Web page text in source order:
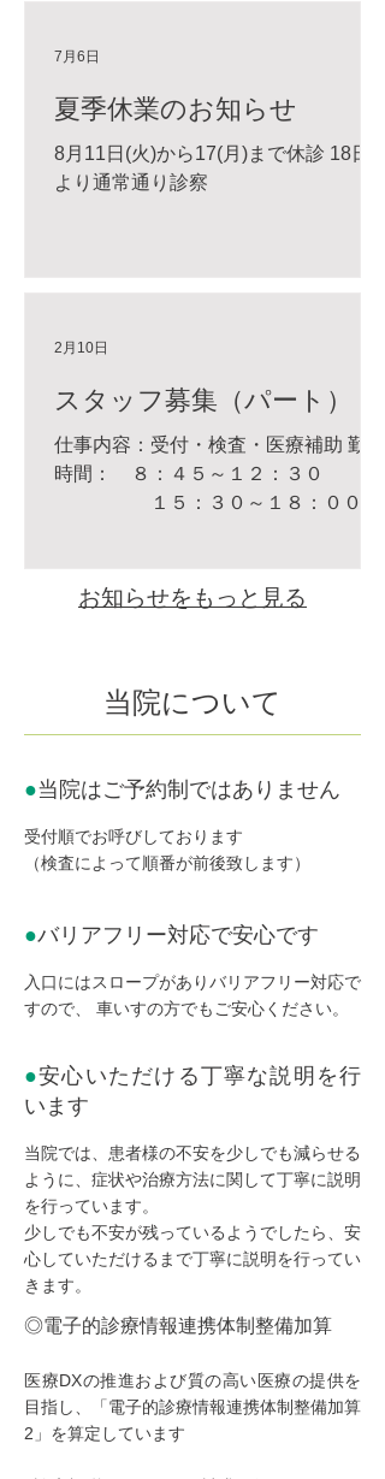
夏季休業のお知らせ
8月11日(火)から17(月)まで休診 18日
より通常通り診察
7月6日
スタッフ募集（パート）
仕事内容：受付・検査・医療補助 勤務
時間： ８：４５～１２：３０
１５：３０～１８：００ 給
2月10日
お知らせをもっと見る
当院について
●当院はご予約制ではありません
受付順でお呼びしております
（検査によって順番が前後致します）
●バリアフリー対応で安心です
入口にはスロープがありバリアフリー対応で
すので、 車いすの方でもご安心ください。
●安心いただける丁寧な説明を行
います
当院では、患者様の不安を少しでも減らせる
ように、症状や治療方法に関して丁寧に説明
を行っています。
少しでも不安が残っているようでしたら、安
心していただけるまで丁寧に説明を行ってい
きます。
◎電子的診療情報連携体制整備加算
医療DXの推進および質の高い医療の提供を
目指し、「電子的診療情報連携体制整備加算
2」を算定しています